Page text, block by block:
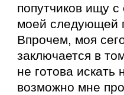
попутчиков ищу
моей следующей
Впрочем, моя
заключается в
не готова искать
возможно мне